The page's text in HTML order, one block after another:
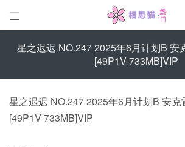

星之迟迟 NO.247 2025年6月计划B 安
[49P1V-733MB]VIP
星之迟迟 NO.247 2025年6月计划B 安克
[49P1V-733MB]VIP